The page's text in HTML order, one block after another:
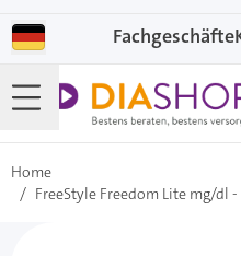
Fachgeschäfte
Home
/ FreeStyle Freedom Lite mg/dl